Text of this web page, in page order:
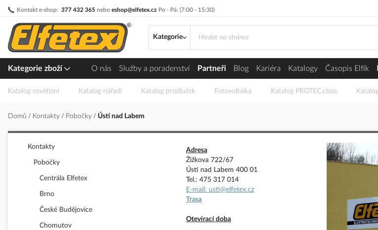
Kontakt e-shop: 377 432 365 nebo eshop@elfetex.cz Po - Pá: (7:00 - 15:30)
Přejít
obsah
Kategorie
Kategorie zboží O nás Služby a poradenství Partneři Blog Kariéra Katalogy Časopis Elfík
Katalog osvětlení Katalog nářadí Katalog prodlužek Fotovoltaika Katalog PROTEC.class
Domů Kontakty Pobočky Ústí nad Labem
Adresa
Žižkova 722/67
Ústí nad Labem 400 01
Tel.: 475 317 014
E-mail: usti@elfetex.cz
Trasa
Otevírací doba
Kontakty
Pobočky
Centrála Elfetex
Brno
České Budějovice
Chomutov